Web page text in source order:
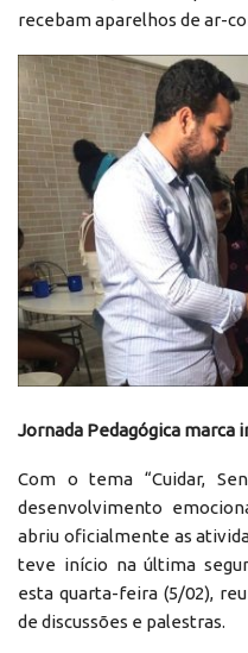
recebam aparelhos de ar-
Jornada Pedagógica marca
Com o tema “Cuidar,
desenvolvimento
abriu oficialmente as
teve início na última
esta quarta-feira (5/02),
de discussões e palestras.